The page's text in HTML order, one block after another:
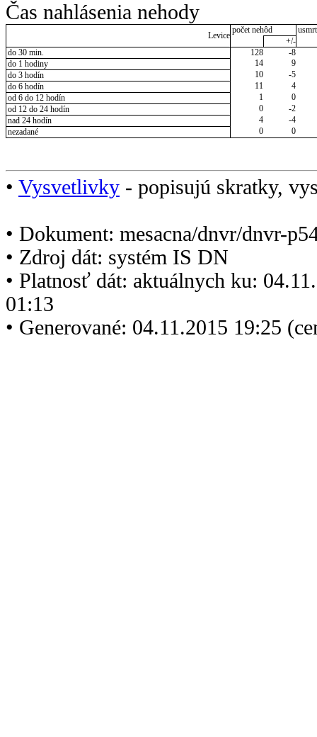
Čas nahlásenia nehody
Levice
počet nehôd
+/-
do 30 min.
128
-8
do 1 hodiny
14
9
do 3 hodín
10
-5
do 6 hodín
11
4
od 6 do 12 hodín
1
0
od 12 do 24 hodín
0
-2
nad 24 hodín
4
-4
nezadané
0 0
• Vysvetlivky - popisujú skratky,
• Dokument: mesacna/dnvr/dnvr-
• Zdroj dát: systém IS DN
• Platnosť dát: aktuálnych ku:
01:13
• Generované: 04.11.2015 19:25